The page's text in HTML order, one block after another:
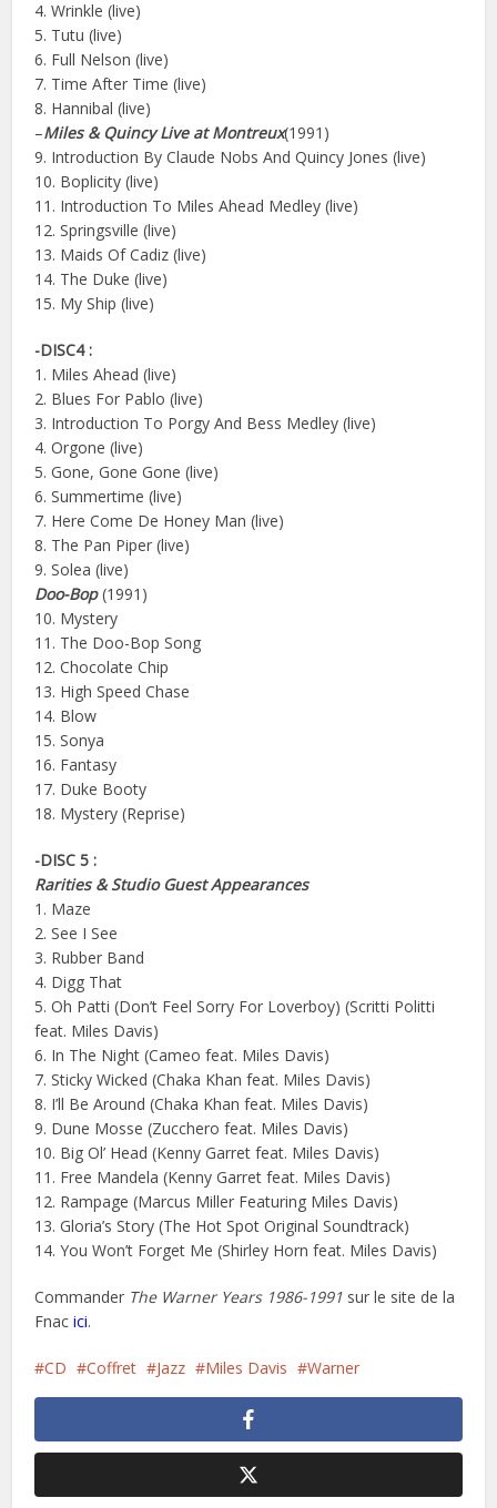
4. Wrinkle (live)
5. Tutu (live)
6. Full Nelson (live)
7. Time After Time (live)
8. Hannibal (live)
–Miles & Quincy Live at Montreux(1991)
9. Introduction By Claude Nobs And Quincy Jones (live)
10. Boplicity (live)
11. Introduction To Miles Ahead Medley (live)
12. Springsville (live)
13. Maids Of Cadiz (live)
14. The Duke (live)
15. My Ship (live)
-DISC4 :
1. Miles Ahead (live)
2. Blues For Pablo (live)
3. Introduction To Porgy And Bess Medley (live)
4. Orgone (live)
5. Gone, Gone Gone (live)
6. Summertime (live)
7. Here Come De Honey Man (live)
8. The Pan Piper (live)
9. Solea (live)
Doo-Bop(1991)
10. Mystery
11. The Doo-Bop Song
12. Chocolate Chip
13. High Speed Chase
14. Blow
15. Sonya
16. Fantasy
17. Duke Booty
18. Mystery (Reprise)
-DISC 5 :
Rarities & Studio Guest Appearances
1. Maze
2. See I See
3. Rubber Band
4. Digg That
5. Oh Patti (Don’t Feel Sorry For Loverboy) (Scritti Politti
feat. Miles Davis)
6. In The Night (Cameo feat. Miles Davis)
7. Sticky Wicked (Chaka Khan feat. Miles Davis)
8. I’ll Be Around (Chaka Khan feat. Miles Davis)
9. Dune Mosse (Zucchero feat. Miles Davis)
10. Big Ol’ Head (Kenny Garret feat. Miles Davis)
11. Free Mandela (Kenny Garret feat. Miles Davis)
12. Rampage (Marcus Miller Featuring Miles Davis)
13. Gloria’s Story (The Hot Spot Original Soundtrack)
14. You Won’t Forget Me (Shirley Horn feat. Miles Davis)
Commander The Warner Years 1986-1991 sur le site de la
Fnacici.
CD Coffret Jazz Miles Davis Warner